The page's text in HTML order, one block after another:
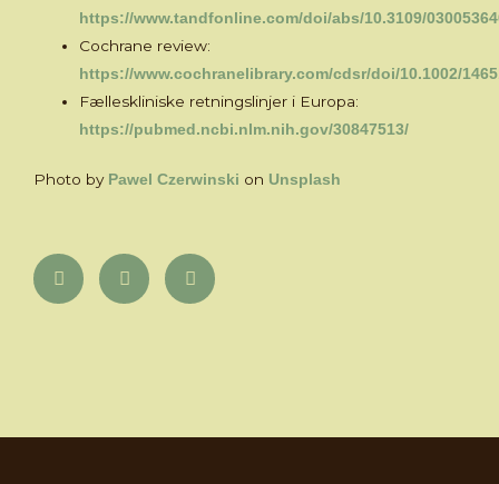
https://www.tandfonline.com/doi/abs/10.3109/
Cochrane review:
https://www.cochranelibrary.com/cdsr/doi/10.1002/
Fælleskliniske retningslinjer i Europa:
https://pubmed.ncbi.nlm.nih.gov/30847513/
Photo by Pawel Czerwinski on Unsplash